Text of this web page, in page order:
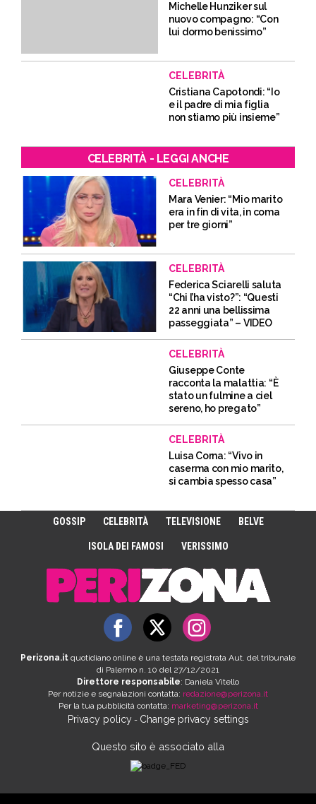
Michelle Hunziker sul
nuovo compagno: “Con
lui dormo benissimo”
CELEBRITÀ
Cristiana Capotondi: “Io
e il padre di mia figlia
non stiamo più insieme”
CELEBRITÀ - LEGGI ANCHE
CELEBRITÀ
Mara Venier: “Mio marito
era in fin di vita, in coma
per tre giorni”
CELEBRITÀ
Federica Sciarelli saluta
“Chi l’ha visto?”: “Questi
22 anni una bellissima
passeggiata” – VIDEO
CELEBRITÀ
Giuseppe Conte
racconta la malattia: “È
stato un fulmine a ciel
sereno, ho pregato”
CELEBRITÀ
Luisa Corna: “Vivo in
caserma con mio marito,
si cambia spesso casa”
GOSSIP CELEBRITÀ TELEVISIONE BELVE
ISOLA DEI FAMOSI VERISSIMO
Perizona.it quotidiano online è una testata registrata Aut. del tribunale
di Palermo n. 10 del 27/12/2021
Direttore responsabile: Daniela Vitello
Per notizie e segnalazioni contatta: redazione@perizona.it
Per la tua pubblicità contatta: marketing@perizona.it
Privacy policy- Change privacy settings
Questo sito è associato alla